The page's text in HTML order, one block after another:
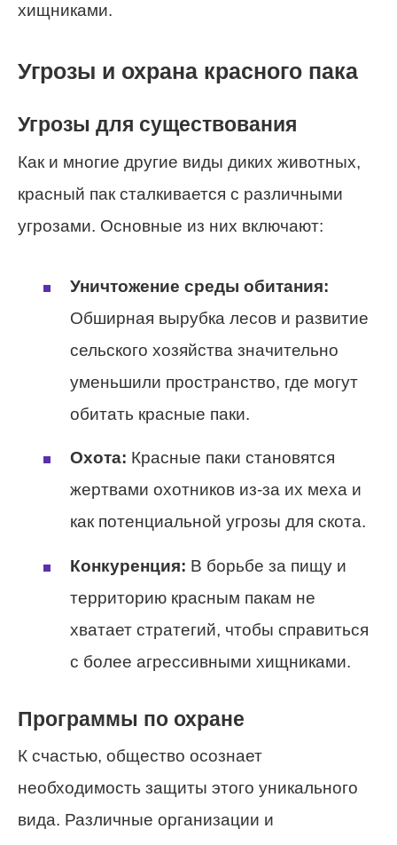
хищниками.
Угрозы и охрана красного пака
Угрозы для существования
Как и многие другие виды диких животных,
красный пак сталкивается с различными
угрозами. Основные из них включают:
Уничтожение среды обитания:
Обширная вырубка лесов и развитие
сельского хозяйства значительно
уменьшили пространство, где могут
обитать красные паки.
Охота: Красные паки становятся
жертвами охотников из-за их меха и
как потенциальной угрозы для скота.
Конкуренция: В борьбе за пищу и
территорию красным пакам не
хватает стратегий, чтобы справиться
с более агрессивными хищниками.
Программы по охране
К счастью, общество осознает
необходимость защиты этого уникального
вида. Различные организации и